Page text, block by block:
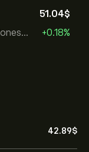
State Street SPDR Dow Jones Global
51.04‎$‎
+0.18%
42.89‎$‎